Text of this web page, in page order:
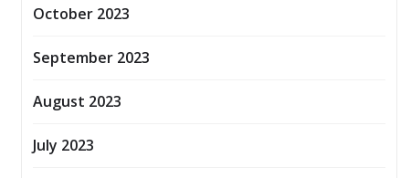
October 2023
September 2023
August 2023
July 2023